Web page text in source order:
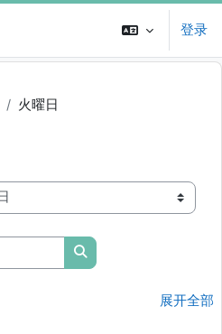
登录
火曜日
搜索课程
展开全部